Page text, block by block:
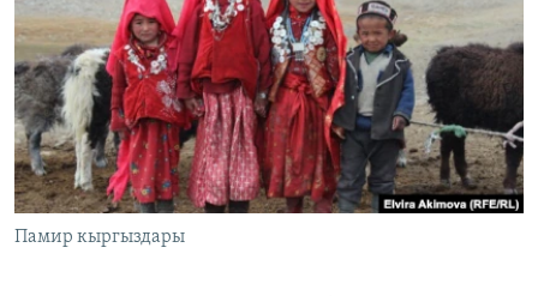
ЭЖЕ-СИҢДИЛЕР
АЗАТТЫК+
ЫҢГАЙСЫЗ СУРООЛОР
ОНЛАЙН ШЕРИНЕ
ЭЕ/АРнун бардык сайттары
Памир кыргыздары